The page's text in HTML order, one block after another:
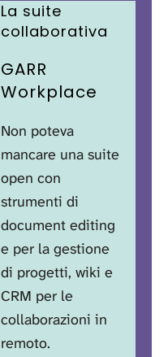
La suite
collaborativa
GARR
Workplace
Non poteva
mancare una suite
open con
strumenti di
document editing
e per la gestione
di progetti, wiki e
CRM per le
collaborazioni in
remoto.